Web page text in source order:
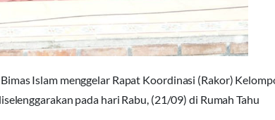
Islam menggelar Rapat Koordinasi (Rakor)
pada hari Rabu, (21/09) di Rumah Tahu